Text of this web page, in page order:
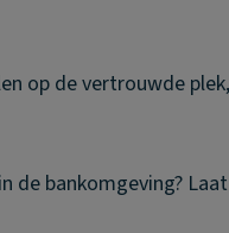
op de vertrouwde plek,
de bankomgeving?